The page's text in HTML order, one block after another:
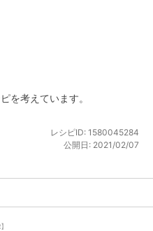
を考えています。
レシピID: 1580045284
公開日: 2021/02/07